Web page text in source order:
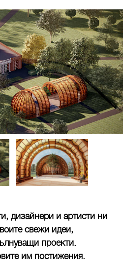
дизайнери и артисти ни
свежи идеи,
проекти.
им постижения.